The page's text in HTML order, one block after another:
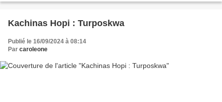
Kachinas Hopi : Turposkwa
Publié le 16/09/2024 à 08:14
Par caroleone